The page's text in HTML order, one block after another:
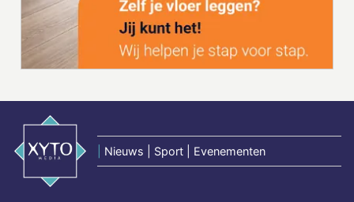
Nieuws | Sport | Evenementen